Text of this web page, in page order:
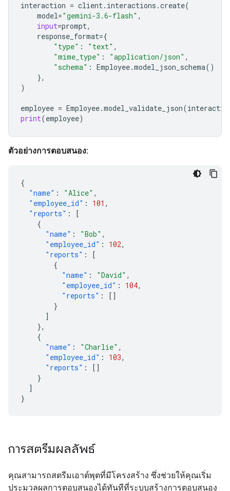
interaction = client. interactions .create(
model="gemini-3.6-flash" ,
input=prompt,
response_format={
"type" : "text" ,
"mime_type" : "application/json" ,
"schema" : Employee.model_json_schema()
},
)
employee = Employee.model_validate_json(
print(employee)
ตัวอย่างการตอบสนอง:
{
"name" : "Alice" ,
"employee_id" : 101 ,
"reports" :
[
{
"name" : "Bob" ,
"employee_id" : 102,
"reports" :
[
{
"name" : "David" ,
"employee_id" : 104,
"reports" :
[]
}
]
},
{
"name" : "Charlie" ,
"employee_id" : 103,
"reports" :
[]
}
]
}
การสตรีมผลลัพธ์
คุณสามารถสตรีมเอาต์พุตที่มีโครงสร้าง ซึ่งช่วยให้คุณเริ่ม
ประมวลผลการตอบสนองได้ทันทีที่ระบบสร้างการตอบสนอง